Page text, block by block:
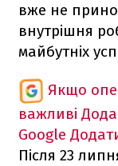
вже не
внутрішня
майбутніх
Якщо
важливі
Google
Після 23